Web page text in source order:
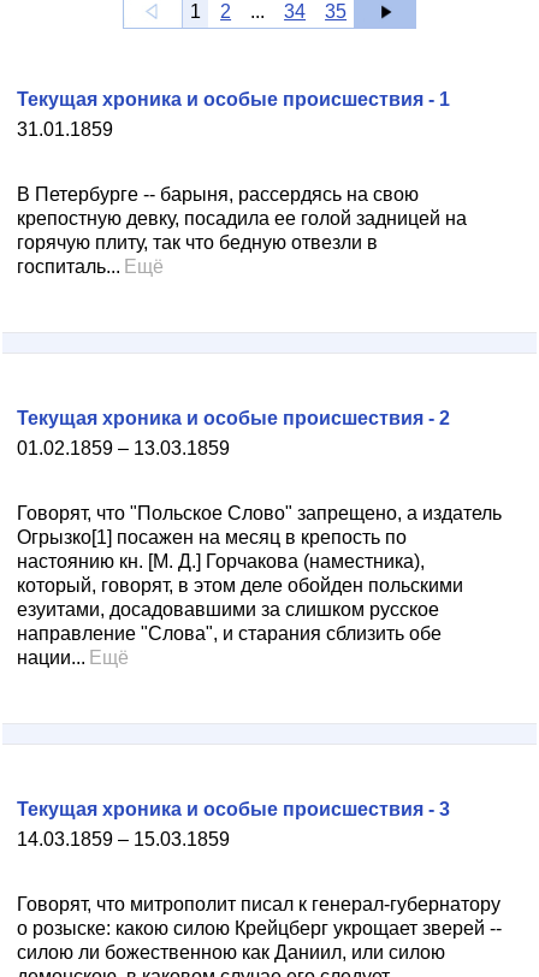
1
2 ... 34 35
31.01.1859
Текущая хроника и особые происшествия - 1
В Петербурге -- барыня, рассердясь на свою
крепостную девку, посадила ее голой задницей на
горячую плиту, так что бедную отвезли в
госпиталь... Ещё
01.02.1859 – 13.03.1859
Текущая хроника и особые происшествия - 2
Говорят, что "Польское Слово" запрещено, а издатель
Огрызко[1] посажен на месяц в крепость по
настоянию кн. [М. Д.] Горчакова (наместника),
который, говорят, в этом деле обойден польскими
езуитами, досадовавшими за слишком русское
направление "Слова", и старания сблизить обе
нации... Ещё
14.03.1859 – 15.03.1859
Текущая хроника и особые происшествия - 3
Говорят, что митрополит писал к генерал-губернатору
о розыске: какою силою Крейцберг укрощает зверей --
силою ли божественною как Даниил, или силою